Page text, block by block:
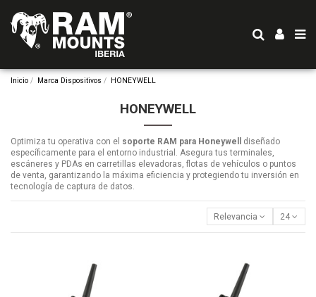
Inicio Marca Dispositivos HONEYWELL
HONEYWELL
Optimiza tu operativa con el soporte RAM para Honeywell
diseñado
específicamente para el entorno industrial. Asegura tus terminales,
escáneres y PDAs en carretillas elevadoras, flotas de vehículos o puntos
de venta, garantizando la máxima eficiencia y protegiendo tu inversión en
tecnología de captura de datos.
Relevancia 24